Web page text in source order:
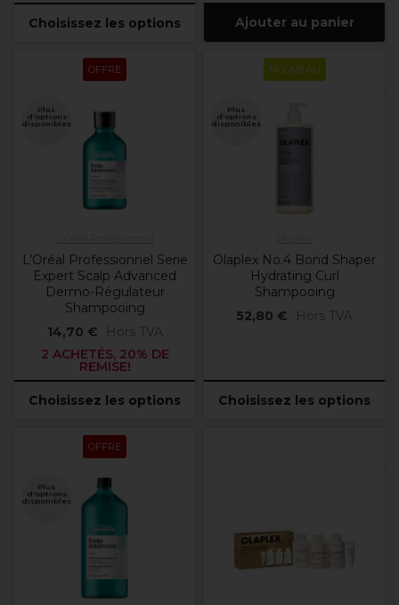
Choisissez les options Ajouter au panier
OFFRE
Plus
d'options
disponibles
L’Oréal Professionnel Serie
Expert Scalp Advanced
Dermo-Régulateur
Shampooing
14,70 €
Hors TVA
2 ACHETÉS, 20% DE
REMISE!
Choisissez les options
NOUVEAU
Plus
d'options
disponibles
Olaplex No.4 Bond Shaper
Hydrating Curl
Shampooing
52,80 €
Hors TVA
Choisissez les options
OFFRE
Plus
d'options
disponibles